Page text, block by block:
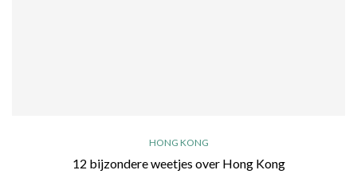
HONG KONG
12 bijzondere weetjes over Hong Kong